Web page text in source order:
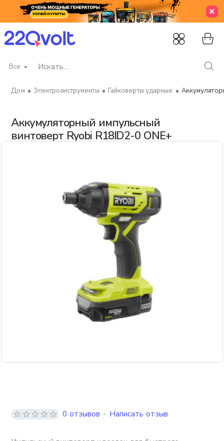
Все
Искать...
Аккумуляторный импульсный
винтоверт Ryobi R18ID2-0 ONE+
Электроинструменты Гайковерты ударные
0 отзывов - Написать отзыв